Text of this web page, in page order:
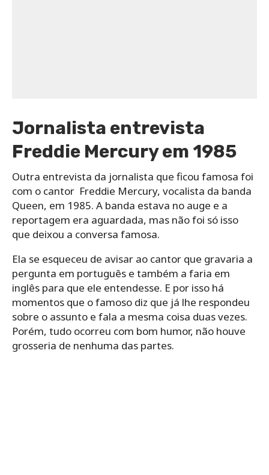
Jornalista entrevista
Freddie Mercury em 1985
Outra entrevista da jornalista que ficou famosa foi
com o cantor Freddie Mercury, vocalista da banda
Queen, em 1985. A banda estava no auge e a
reportagem era aguardada, mas não foi só isso
que deixou a conversa famosa.
Ela se esqueceu de avisar ao cantor que gravaria a
pergunta em português e também a faria em
inglês para que ele entendesse. E por isso há
momentos que o famoso diz que já lhe respondeu
sobre o assunto e fala a mesma coisa duas vezes.
Porém, tudo ocorreu com bom humor, não houve
grosseria de nenhuma das partes.